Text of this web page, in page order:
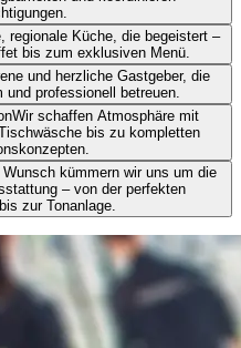
regionale Küche, die begeistert –
bis zum exklusiven Menü.
und herzliche Gastgeber, die
professionell betreuen.
Wir schaffen Atmosphäre mit
bis zu kompletten
kümmern wir uns um die
– von der perfekten
zur Tonanlage.